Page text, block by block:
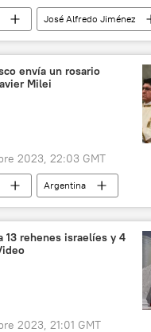
José Alfredo Jiménez
Chavela Vargas
México
sociedad
Gálvez
envía un rosario
Milei
2023, 22:03 GMT
Argentina
Papa Francisco
religión
13 rehenes israelíes y 4
2023, 21:01 GMT